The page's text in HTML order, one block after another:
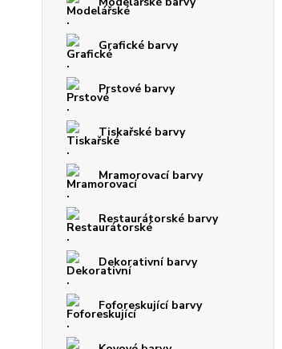
Grafické barvy
Prstové barvy
Tiskařské barvy
Mramorovací barvy
Restaurátorské barvy
Dekorativní barvy
Foforeskující barvy